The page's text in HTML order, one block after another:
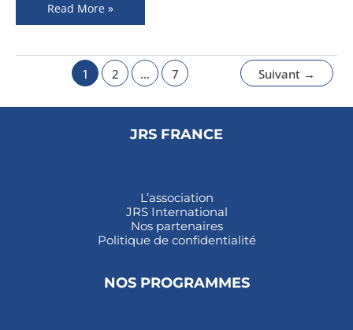
Read More »
1 2 … 7 Suivant →
JRS FRANCE
L’association
JRS International
Nos partenaires
Politique de confidentialité
NOS PROGRAMMES